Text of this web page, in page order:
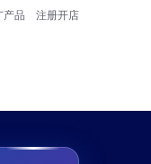
产品 注册开店